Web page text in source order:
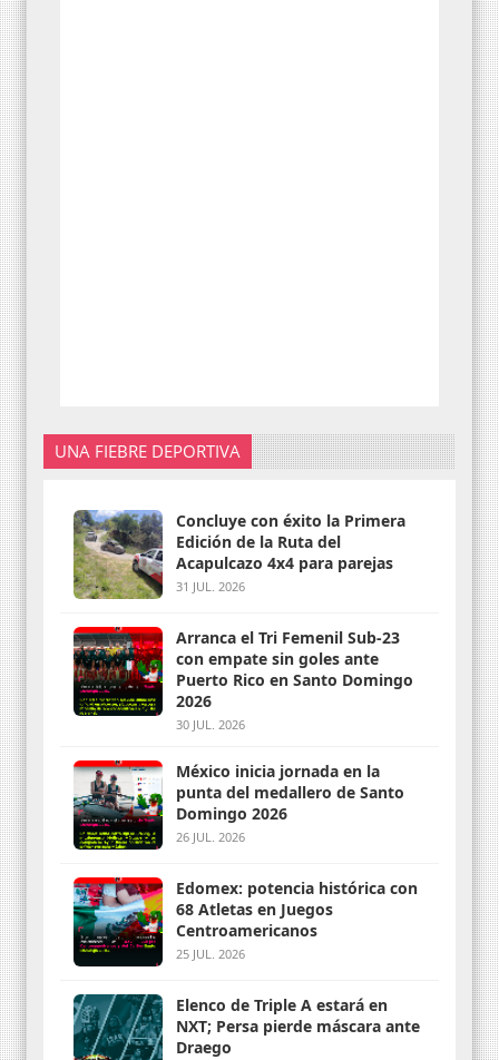
UNA FIEBRE DEPORTIVA
Concluye con éxito la Primera
Edición de la Ruta del
Acapulcazo 4x4 para parejas
31 JUL. 2026
Arranca el Tri Femenil Sub-23
con empate sin goles ante
Puerto Rico en Santo Domingo
2026
30 JUL. 2026
México inicia jornada en la
punta del medallero de Santo
Domingo 2026
26 JUL. 2026
Edomex: potencia histórica con
68 Atletas en Juegos
Centroamericanos
25 JUL. 2026
Elenco de Triple A estará en
NXT; Persa pierde máscara ante
Draego